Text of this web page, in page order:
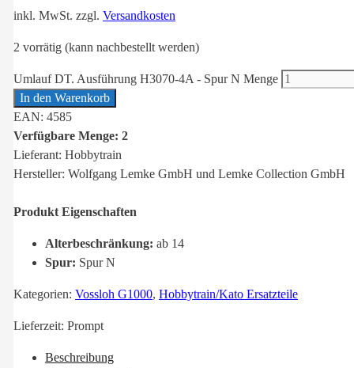
inkl. MwSt. zzgl. Versandkosten
2 vorrätig (kann nachbestellt werden)
Umlauf DT. Ausführung H3070-4A - Spur N Menge
In den Warenkorb
EAN: 4585
Verfügbare Menge: 2
Lieferant: Hobbytrain
Hersteller: Wolfgang Lemke GmbH und Lemke Collection GmbH
Produkt Eigenschaften
Alterbeschränkung: ab 14
Spur: Spur N
Kategorien: Vossloh G1000, Hobbytrain/Kato Ersatzteile
Lieferzeit: Prompt
Beschreibung